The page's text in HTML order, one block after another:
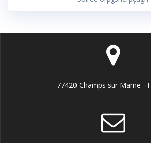
77420 Champs sur Marne -